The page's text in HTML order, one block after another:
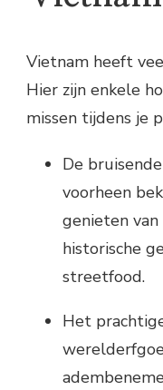
Vietnam heeft
Hier zijn enkele
missen tijdens je
De
voorheen
genieten
historische
streetfood.
Het